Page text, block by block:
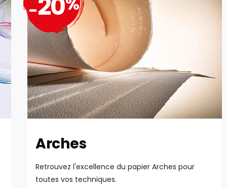
Arches
Retrouvez l'excellence du papier Arches pour
toutes vos techniques.
-